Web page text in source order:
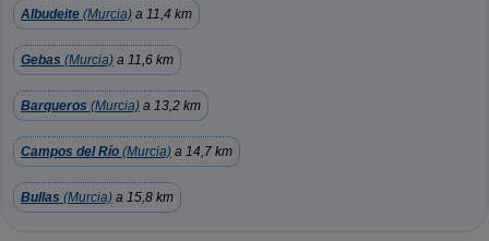
Albudeite (Murcia) a 11,4 km
Gebas (Murcia) a 11,6 km
Barqueros (Murcia) a 13,2 km
Campos del Río (Murcia) a 14,7 km
Bullas (Murcia) a 15,8 km